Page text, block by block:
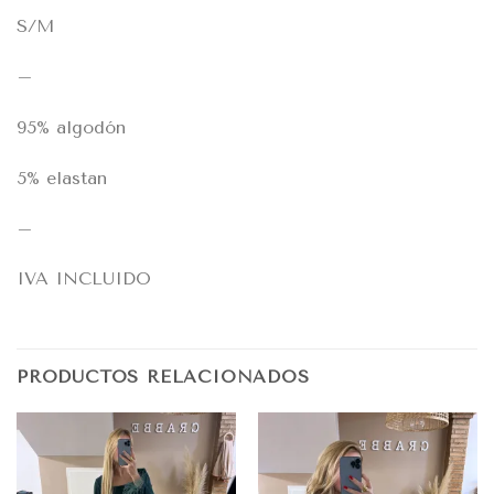
S/M
–
95% algodón
5% elastan
–
IVA INCLUIDO
PRODUCTOS RELACIONADOS